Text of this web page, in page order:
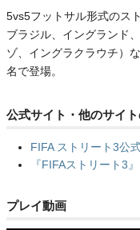
5vs5フットサル形式のス
ブラジル、イングランド
ゾ、イングラクラウチ）
名で登場。
公式サイト・他のサイ
FIFA ストリート3公
『FIFAストリート3
プレイ動画